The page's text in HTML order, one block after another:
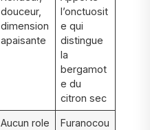
douceur,
dimension
apaisante
l’onctuosit
e qui
distingue
la
bergamot
e du
citron sec
Aucun role
Furanocou